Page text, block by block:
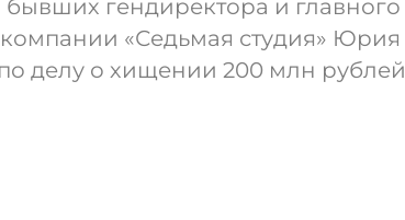
гендиректора и главного
компании «Седьмая студия» Юрия
делу о хищении 200 млн рублей